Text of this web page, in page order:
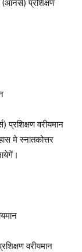
(ऑनर्स) प्रशिक्षण
प्रशिक्षण वरीयमान
मे स्नातकोत्तर
वरीयमान